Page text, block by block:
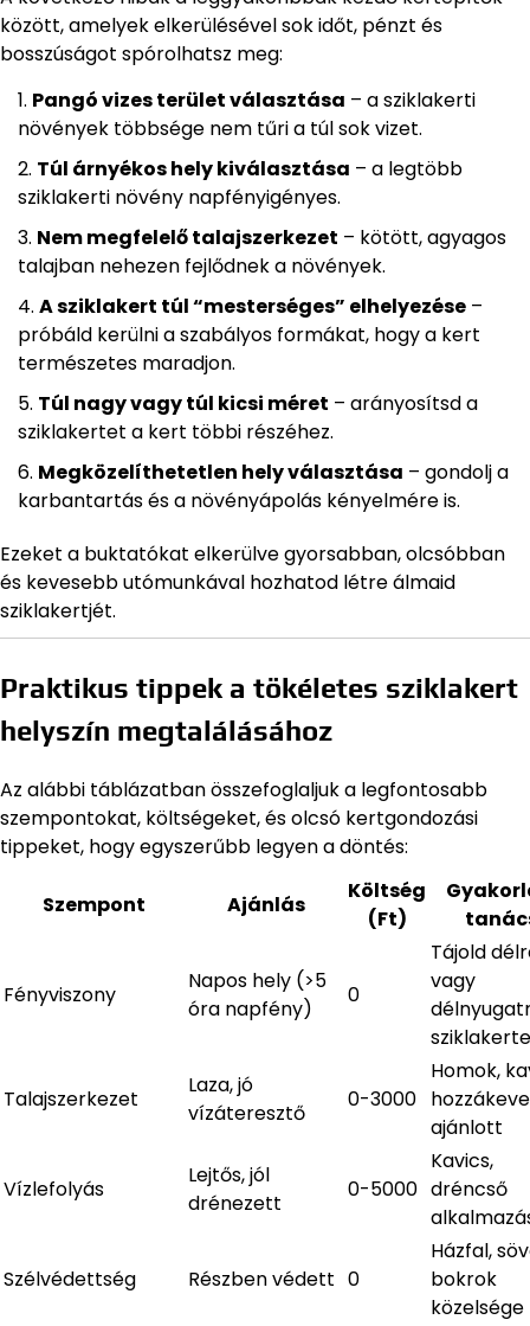
között, amelyek elkerülésével sok időt, pénzt és
bosszúságot spórolhatsz meg:
Pangó vizes terület választása – a sziklakerti
növények többsége nem tűri a túl sok vizet.
Túl árnyékos hely kiválasztása – a legtöbb
sziklakerti növény napfényigényes.
Nem megfelelő talajszerkezet – kötött, agyagos
talajban nehezen fejlődnek a növények.
A sziklakert túl “mesterséges” elhelyezése –
próbáld kerülni a szabályos formákat, hogy a kert
természetes maradjon.
Túl nagy vagy túl kicsi méret – arányosítsd a
sziklakertet a kert többi részéhez.
Megközelíthetetlen hely választása – gondolj a
karbantartás és a növényápolás kényelmére is.
Ezeket a buktatókat elkerülve gyorsabban, olcsóbban
és kevesebb utómunkával hozhatod létre álmaid
sziklakertjét.
Praktikus tippek a tökéletes sziklakert
helyszín megtalálásához
Az alábbi táblázatban összefoglaljuk a legfontosabb
szempontokat, költségeket, és olcsó kertgondozási
tippeket, hogy egyszerűbb legyen a döntés:
Szempont Ajánlás
Költség
(Ft)
Fényviszony
Napos hely (>5
óra napfény)
0
Tájold
vagy
Talajszerkezet
Laza, jó
vízáteresztő
0-3000
Homok,
ajánlott
Vízlefolyás
Lejtős, jól
drénezett
0-5000
Kavics,
dréncső
Szélvédettség Részben védett 0
Házfal,
bokrok
közelsége